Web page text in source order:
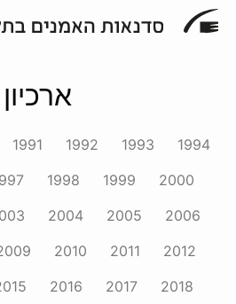
ארכיון
1991 1992 1993
1994
1998 1999
2000
2004 2005
2006
2010 2011
2012
2016 2017
2018